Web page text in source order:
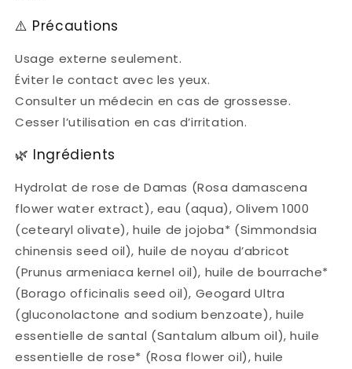
⚠️ Précautions
Usage externe seulement.
Éviter le contact avec les yeux.
Consulter un médecin en cas de grossesse.
Cesser l’utilisation en cas d’irritation.
🌿 Ingrédients
Hydrolat de rose de Damas (Rosa damascena
flower water extract), eau (aqua), Olivem 1000
(cetearyl olivate), huile de jojoba* (Simmondsia
chinensis seed oil), huile de noyau d’abricot
(Prunus armeniaca kernel oil), huile de bourrache*
(Borago officinalis seed oil), Geogard Ultra
(gluconolactone and sodium benzoate), huile
essentielle de santal (Santalum album oil), huile
essentielle de rose* (Rosa flower oil), huile